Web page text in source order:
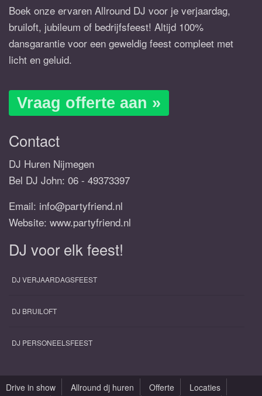
Boek onze ervaren Allround DJ voor je verjaardag,
bruiloft, jubileum of bedrijfsfeest! Altijd 100%
dansgarantie voor een geweldig feest compleet met
licht en geluid.
Vraag offerte aan »
Contact
DJ Huren Nijmegen
Bel DJ John: 06 - 49373397
Email: info@partyfriend.nl
Website: www.partyfriend.nl
DJ voor elk feest!
DJ VERJAARDAGSFEEST
DJ BRUILOFT
DJ PERSONEELSFEEST
Drive in show Allround dj huren Offerte Locaties